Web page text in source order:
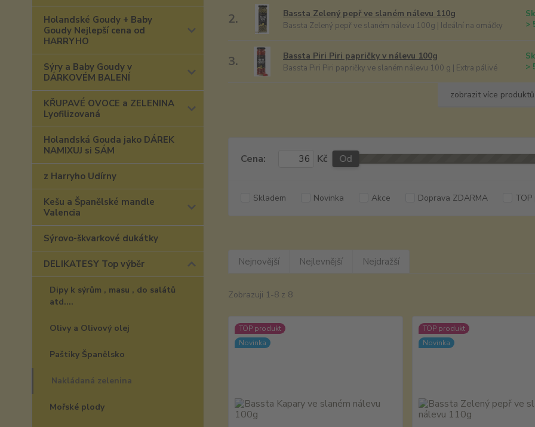
Holandské Goudy + Baby
Goudy Nejlepší cena od
HARRYHO
Sýry a Baby Goudy v
DÁRKOVÉM BALENÍ
KŘUPAVÉ OVOCE a ZELENINA
Lyofilizovaná
Holandská Gouda jako DÁREK
NAMIXUJ si SÁM
z Harryho Udírny
Kešu a Španělské mandle
Valencia
Sýrovo-škvarkové dukátky
DELIKATESY Top výběr
Dipy k sýrům , masu , do salátů
atd....
Olivy a Olivový olej
Paštiky Španělsko
Nakládaná zelenina
Mořské plody
2. Bassta Zelený pepř ve slaném nálevu 110g
Bassta Zelený pepř ve slaném nálevu 100g | Ideální na omáčky
>
3. Bassta Piri Piri papričky v nálevu 100g
Bassta Piri Piri papričky ve slaném nálevu 100 g | Extra pálivé
>
zobrazit více produktů
Cena: Kč Od
Skladem Novinka Akce Doprava ZDARMA
Nejnovější Nejlevnější Nejdražší
Zobrazuji 1-8 z 8
TOP produkt
Novinka
TOP produkt
Novinka